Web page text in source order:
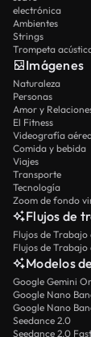
electrónica
Ambientes
Strings
Trompeta
Imágenes
Naturaleza
Personas
Amor y
El Fitness
Videografía
Comida y bebida
Viajes
Transporte
Tecnología
Zoom de fondo
Flujos de
Flujos de Trabajo
Flujos de Trabajo
Modelos
Google Gemini
Google Nano
Google Nano
Seedance 2.0
Seedance 2.0 Fast